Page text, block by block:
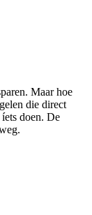
Maar hoe
die direct
doen. De